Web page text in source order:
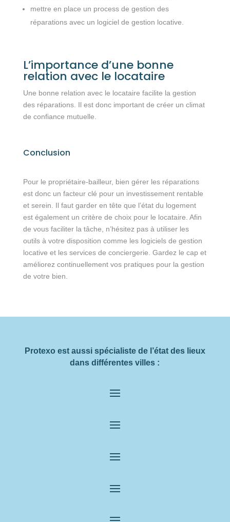
mettre en place un process de gestion des
réparations avec un logiciel de gestion locative.
L’importance d’une bonne
relation avec le locataire
Une bonne relation avec le locataire facilite la gestion
des réparations. Il est donc important de créer un climat
de confiance mutuelle.
Conclusion
Pour le propriétaire-bailleur, bien gérer les réparations
est donc un facteur clé pour un investissement rentable
et serein. Il faut garder en tête que l’état du logement
est également un critère de choix pour le locataire. Afin
de vous faciliter la tâche, n’hésitez pas à utiliser les
outils à votre disposition comme les logiciels de gestion
locative et les services de conciergerie. Gardez le cap et
améliorez continuellement vos pratiques pour la gestion
de votre bien.
Protexo est aussi spécialiste de l’état des lieux
dans différentes villes :